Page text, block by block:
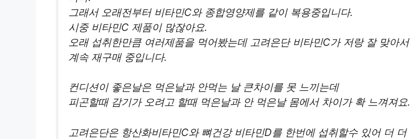
그래서 오래전부터 비타민C와 종합영양제를 같이 복용중입니다.
시중 비타민C 제품이 많잖아요.
오래 섭취한만큼 여러제품을 먹어봤는데 고려은단 비타민C가 저랑 잘 맞아서
계속 재구매 중입니다.
컨디션이 좋은날은 먹은날과 안먹는 날 큰차이를 못 느끼는데
피곤할때 감기가 오려고 할때 먹은날과 안 먹은날 몸에서 차이가 확 느껴져요.
고려은단은 항산화비타민C와 뼈건강 비타민D를 한번에 섭취할수 있어 더 더